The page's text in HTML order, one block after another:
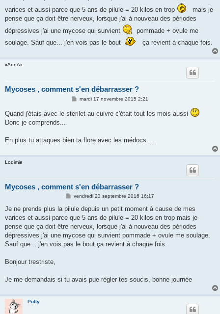
varices et aussi parce que 5 ans de pilule = 20 kilos en trop
mais je
pense que ça doit être nerveux, lorsque j'ai à nouveau des périodes
dépressives j'ai une mycose qui survient
pommade + ovule me
soulage. Sauf que... j'en vois pas le bout
ça revient à chaque fois.
xAnnAx
Mycoses , comment s'en débarrasser ?
M
s
s
mardi 17 novembre 2015 2:21
Quand j'étais avec le sterilet au cuivre c'était tout les mois aussi
Donc je comprends...
En plus tu attaques bien ta flore avec les médocs ....
Lodimie
Mycoses , comment s'en débarrasser ?
M
s
a
g
vendredi 23 septembre 2016 16:17
Je ne prends plus la pilule depuis un petit moment à cause de mes
varices et aussi parce que 5 ans de pilule = 20 kilos en trop mais je
pense que ça doit être nerveux, lorsque j'ai à nouveau des périodes
dépressives j'ai une mycose qui survient pommade + ovule me soulage.
Sauf que... j'en vois pas le bout ça revient à chaque fois.
Bonjour trestriste,
Je me demandais si tu avais pue régler tes soucis, bonne journée
Polly